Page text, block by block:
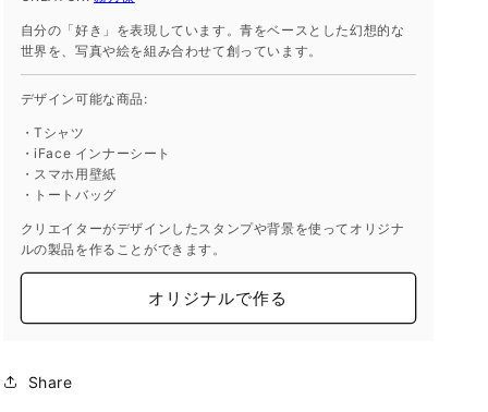
量
減
す
量
増
す
自分の「好き」を表現しています。青をベースとした幻想的な
世界を、写真や絵を組み合わせて創っています。
デザイン可能な商品:
・Tシャツ
・iFace インナーシート
・スマホ用壁紙
・トートバッグ
クリエイターがデザインしたスタンプや背景を使ってオリジナ
ルの製品を作ることができます。
オリジナルで作る
Share